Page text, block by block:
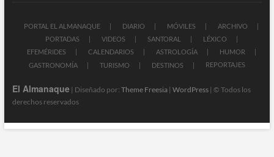
PORTAL EL ALMANAQUE DIARIO MÓVILES
ARCHIVO
PORTADAS
VIDEOS SANTORAL
LÉXICO
EFEMÉRIDES
CALENDARIOS ASTROLOGÍA
HUMOR
GASTRONOMÍA
TURISMO DESTINOS REPORTAJES
El Almanaque| Diseñado por: Theme Freesia| WordPress| © Todos los
derechos reservados